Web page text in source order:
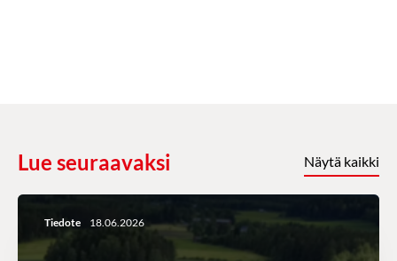
Lue seuraavaksi Näytä kaikki
Tiedote 18.06.2026